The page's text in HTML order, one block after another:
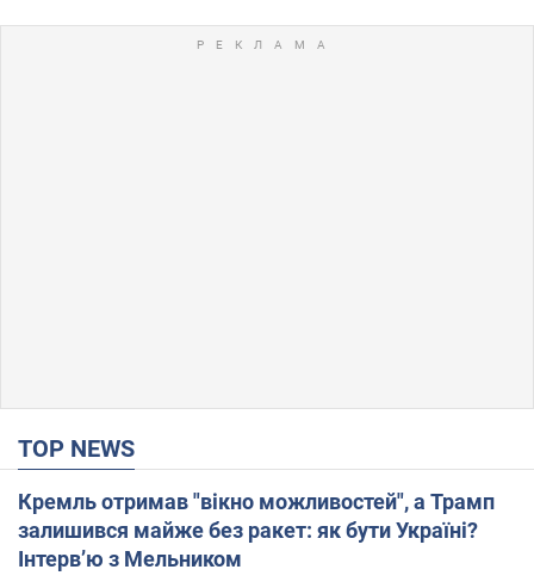
TOP NEWS
Кремль отримав "вікно можливостей", а Трамп
залишився майже без ракет: як бути Україні?
Інтерв’ю з Мельником